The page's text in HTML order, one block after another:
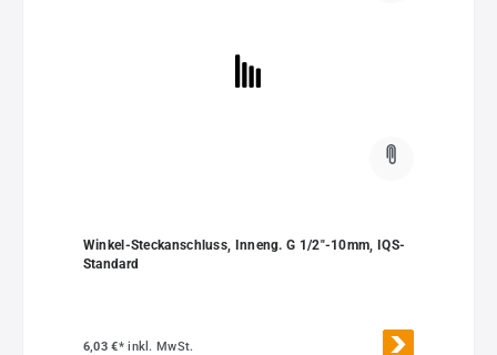
Winkel-Steckanschluss, Inneng. G 1/2"-10mm, IQS-
Standard
6,03 €*inkl. MwSt.